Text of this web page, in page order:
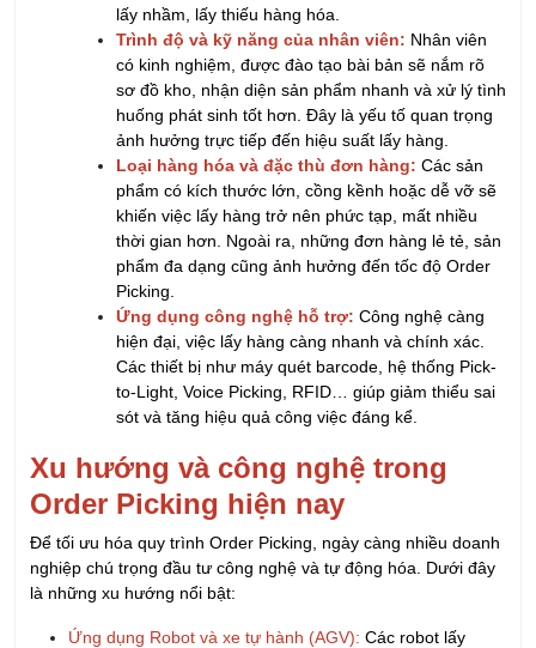
lấy nhầm, lấy thiếu hàng hóa.
Trình độ và kỹ năng của nhân viên: Nhân viên
có kinh nghiệm, được đào tạo bài bản sẽ nắm rõ
sơ đồ kho, nhận diện sản phẩm nhanh và xử lý tình
huống phát sinh tốt hơn. Đây là yếu tố quan trọng
ảnh hưởng trực tiếp đến hiệu suất lấy hàng.
Loại hàng hóa và đặc thù đơn hàng: Các sản
phẩm có kích thước lớn, cồng kềnh hoặc dễ vỡ sẽ
khiến việc lấy hàng trở nên phức tạp, mất nhiều
thời gian hơn. Ngoài ra, những đơn hàng lẻ tẻ, sản
phẩm đa dạng cũng ảnh hưởng đến tốc độ Order
Picking.
Ứng dụng công nghệ hỗ trợ: Công nghệ càng
hiện đại, việc lấy hàng càng nhanh và chính xác.
Các thiết bị như máy quét barcode, hệ thống Pick-
to-Light, Voice Picking, RFID… giúp giảm thiểu sai
sót và tăng hiệu quả công việc đáng kể.
Xu hướng và công nghệ trong
Order Picking hiện nay
Để tối ưu hóa quy trình Order Picking, ngày càng nhiều doanh
nghiệp chú trọng đầu tư công nghệ và tự động hóa. Dưới đây
là những xu hướng nổi bật:
Ứng dụng Robot và xe tự hành (AGV): Các robot lấy